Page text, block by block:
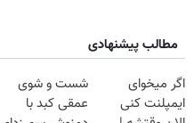
مطالب پیشنهادی
اگر میخوای
ایمپلنت کنی
شست و شوی
عمقی کبد با